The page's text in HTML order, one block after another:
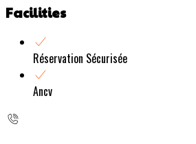
Facilities
Réservation Sécurisée
Ancv